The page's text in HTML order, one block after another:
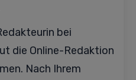
bei
die Online-Redaktion
Nach Ihrem